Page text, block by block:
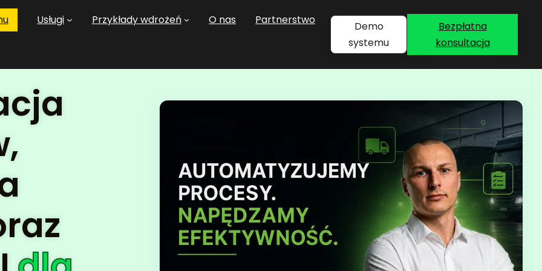
Usługi Przykłady wdrożeń O nas Partnerstwo
Demo
systemu
Bezpłatna
konsultacja